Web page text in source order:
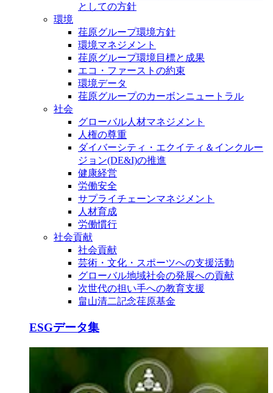
としての方針
環境
荏原グループ環境方針
環境マネジメント
荏原グループ環境目標と成果
エコ・ファーストの約束
環境データ
荏原グループのカーボンニュートラル
社会
グローバル人材マネジメント
人権の尊重
ダイバーシティ・エクイティ＆インクルー
ジョン(DE&I)の推進
健康経営
労働安全
サプライチェーンマネジメント
人材育成
労働慣行
社会貢献
社会貢献
芸術・文化・スポーツへの支援活動
グローバル地域社会の発展への貢献
次世代の担い手への教育支援
畠山清二記念荏原基金
ESGデータ集